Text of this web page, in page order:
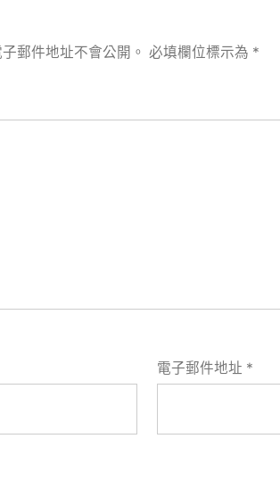
郵件地址不會公開。 必填欄位標示為 *
電子郵件地址 *